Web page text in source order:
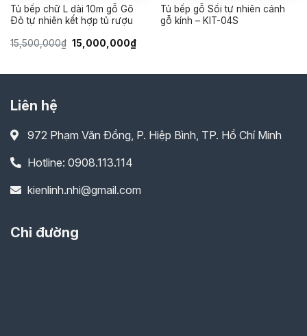
Tủ bếp chữ L dài 10m gỗ Gõ
Đỏ tự nhiên kết hợp tủ rượu
15,500,000₫ Giá
gốc
15,000,000₫Giá
hiện
Tủ bếp gỗ Sồi tự nhiên cánh
gỗ kính – KIT-04S
Liên hệ
972 Phạm Văn Đồng, P. Hiệp Bình, TP. Hồ Chí Minh
Hotline: 0908.113.114
kienlinh.nhi@gmail.com
Chỉ đường